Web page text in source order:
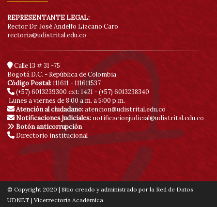
REPRESENTANTE LEGAL:
Rector Dr. José Andelfo Lizcano Caro
rectoria@udistrital.edu.co
Calle 13 # 31 -75
Bogotá D.C. - República de Colombia
Código Postal:111611 - 111611537
(+57) 6013239300 ext: 1421 - (+57) 6013238340
Lunes a viernes de 8:00 a.m. a 5:00 p.m.
Atención al ciudadano:atencion@udistrital.edu.co
Notificaciones judiciales: notificacionjudicial@udistrital.edu.co
Botón anticorrupción
Directorio institucional
© Copyright 2020 | Sitio creado y administrado por la Red de Datos
UDNET | Vicerrectoría Académica